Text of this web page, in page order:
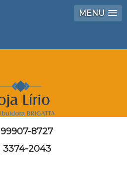
MENU
99907-8727
3374-2043